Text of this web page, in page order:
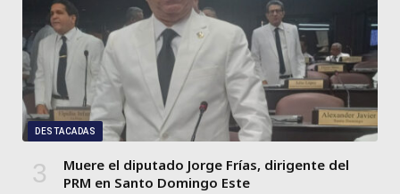
DESTACADAS
Muere el diputado Jorge Frías, dirigente del
PRM en Santo Domingo Este